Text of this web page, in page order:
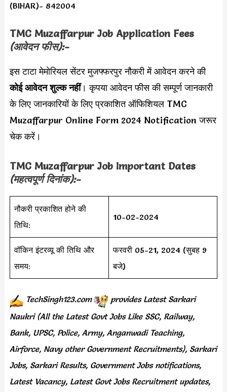
(BIHAR)- 842004
TMC Muzaffarpur Job Application Fees
(आवेदन फीस):-
इस टाटा मेमोरियल सेंटर मुजफ्फरपुर नौकरी में आवेदन करने की
कोई आवेदन शुल्क नहीं। कृपया आवेदन फीस की सम्पूर्ण जानकारी
के लिए जानकारियों के लिए प्रकाशित ऑफिशियल TMC
Muzaffarpur Online Form 2024 Notification जरूर
चेक करें।
TMC Muzaffarpur Job Important Dates
(महत्वपूर्ण दिनांक):-
नौकरी प्रकाशित होने की
तिथि:
10-02-2024
वॉकिन इंटरव्यू की तिथि और
समय:
फरवरी 05-21, 2024 (सुबह 9
बजे)
TechSingh123.com provides Latest Sarkari
Naukri (All the Latest Govt Jobs Like SSC, Railway,
Bank, UPSC, Police, Army, Anganwadi Teaching,
Airforce, Navy other Government Recruitments), Sarkari
Jobs, Sarkari Results, Government Jobs notifications,
Latest Vacancy, Latest Govt Jobs Recruitment updates,